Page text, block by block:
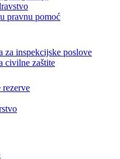
osiguranja
pravnu pomoć
inspekcijske poslove
zaštite